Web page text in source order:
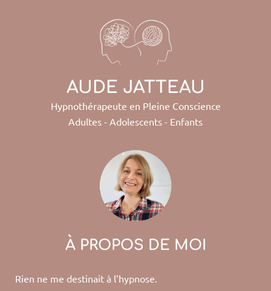
AUDE JATTEAU
Hypnothérapeute en Pleine Conscience
Adultes - Adolescents - Enfants
À PROPOS DE MOI
Rien ne me destinait à l’hypnose.